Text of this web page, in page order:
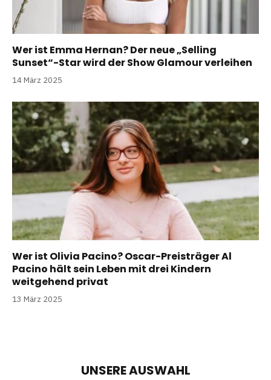
Wer ist Emma Hernan? Der neue „Selling
Sunset“-Star wird der Show Glamour verleihen
14 März 2025
Wer ist Olivia Pacino? Oscar-Preisträger Al
Pacino hält sein Leben mit drei Kindern
weitgehend privat
13 März 2025
UNSERE AUSWAHL